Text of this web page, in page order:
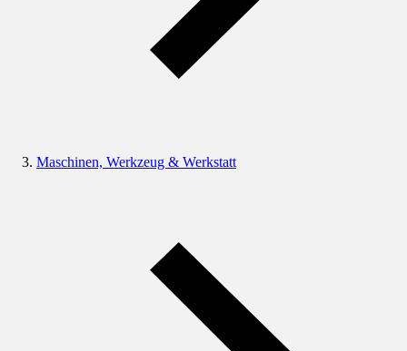
Maschinen, Werkzeug & Werkstatt